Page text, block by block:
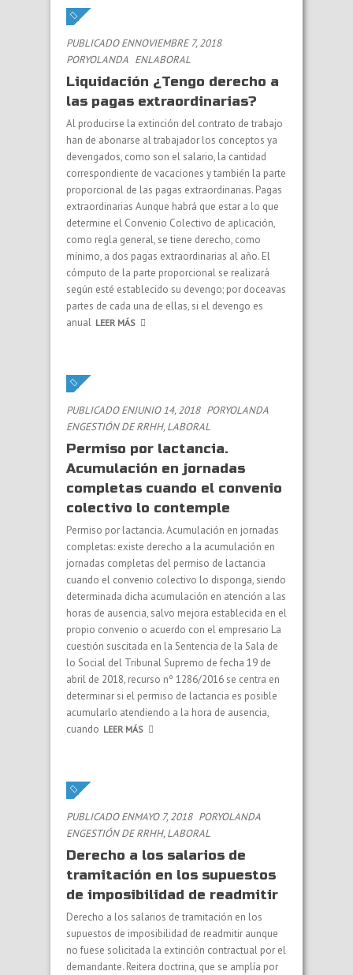
PUBLICADO ENNOVIEMBRE 7, 2018
PORYOLANDA ENLABORAL
Liquidación ¿Tengo derecho a
las pagas extraordinarias?
Al producirse la extinción del contrato de trabajo
han de abonarse al trabajador los conceptos ya
devengados, como son el salario, la cantidad
correspondiente de vacaciones y también la parte
proporcional de las pagas extraordinarias. Pagas
extraordinarias Aunque habrá que estar a lo que
determine el Convenio Colectivo de aplicación,
como regla general, se tiene derecho, como
mínimo, a dos pagas extraordinarias al año. El
cómputo de la parte proporcional se realizará
según esté establecido su devengo; por doceavas
partes de cada una de ellas, si el devengo es
anual LEER MÁS
PUBLICADO ENJUNIO 14, 2018 PORYOLANDA
ENGESTIÓN DE RRHH,LABORAL
Permiso por lactancia.
Acumulación en jornadas
completas cuando el convenio
colectivo lo contemple
Permiso por lactancia. Acumulación en jornadas
completas: existe derecho a la acumulación en
jornadas completas del permiso de lactancia
cuando el convenio colectivo lo disponga, siendo
determinada dicha acumulación en atención a las
horas de ausencia, salvo mejora establecida en el
propio convenio o acuerdo con el empresario La
cuestión suscitada en la Sentencia de la Sala de
lo Social del Tribunal Supremo de fecha 19 de
abril de 2018, recurso nº 1286/2016 se centra en
determinar si el permiso de lactancia es posible
acumularlo atendiendo a la hora de ausencia,
cuando LEER MÁS
PUBLICADO ENMAYO 7, 2018 PORYOLANDA
ENGESTIÓN DE RRHH,LABORAL
Derecho a los salarios de
tramitación en los supuestos
de imposibilidad de readmitir
Derecho a los salarios de tramitación en los
supuestos de imposibilidad de readmitir aunque
no fuese solicitada la extinción contractual por el
demandante. Reitera doctrina, que se amplía por